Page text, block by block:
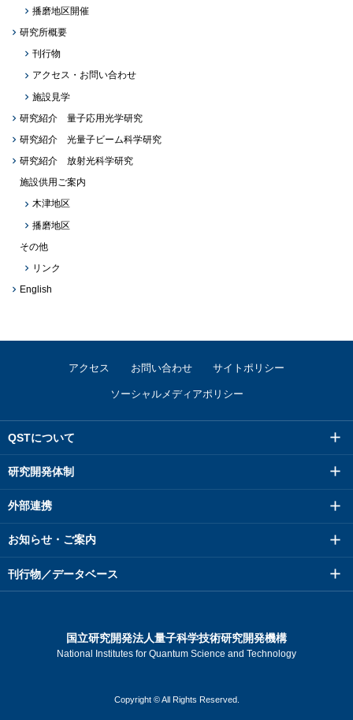
播磨地区開催
研究所概要
刊行物
アクセス・お問い合わせ
施設見学
研究紹介 量子応用光学研究
研究紹介 光量子ビーム科学研究
研究紹介 放射光科学研究
施設供用ご案内
木津地区
播磨地区
その他
リンク
English
アクセス お問い合わせ サイトポリシー
ソーシャルメディアポリシー
QSTについて
研究開発体制
外部連携
お知らせ・ご案内
刊行物／データベース
国立研究開発法人量子科学技術研究開発機構
National Institutes for Quantum Science and Technology
Copyright © All Rights Reserved.